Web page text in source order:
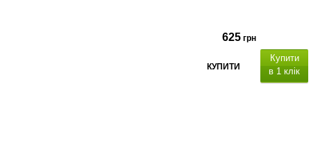
625 грн
КУПИТИ
Купити
в 1 клік